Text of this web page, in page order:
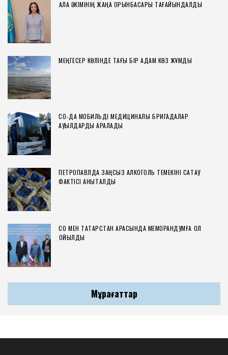
ҚАЛА ӘКІМІНІҢ ЖАҢА ОРЫНБАСАРЫ ТАҒАЙЫНДАЛДЫ
МЕҢГЕСЕР КӨЛІНДЕ ТАҒЫ БІР АДАМ КӨЗ ЖҰМДЫ
СҚО-ДА МОБИЛЬДІ МЕДИЦИНАЛЫҚ БРИГАДАЛАР
АУЫЛДАРДЫ АРАЛАДЫ
ПЕТРОПАВЛДА ЗАҢСЫЗ АЛКОГОЛЬ ТЕМЕКІНІ САҚТАУ
ФАКТІСІ АНЫҚТАЛДЫ
СҚО МЕН ТАТАРСТАН АРАСЫНДА МЕМОРАНДУМҒА ҚОЛ
ҚОЙЫЛДЫ
Мұрағаттар